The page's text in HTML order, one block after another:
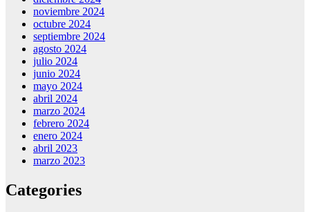
noviembre 2024
octubre 2024
septiembre 2024
agosto 2024
julio 2024
junio 2024
mayo 2024
abril 2024
marzo 2024
febrero 2024
enero 2024
abril 2023
marzo 2023
Categories